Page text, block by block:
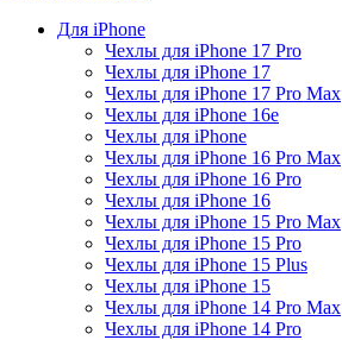
Для iPhone
Чехлы для iPhone 17 Pro
Чехлы для iPhone 17
Чехлы для iPhone 17 Pro Max
Чехлы для iPhone 16e
Чехлы для iPhone
Чехлы для iPhone 16 Pro Max
Чехлы для iPhone 16 Pro
Чехлы для iPhone 16
Чехлы для iPhone 15 Pro Max
Чехлы для iPhone 15 Pro
Чехлы для iPhone 15 Plus
Чехлы для iPhone 15
Чехлы для iPhone 14 Pro Max
Чехлы для iPhone 14 Pro